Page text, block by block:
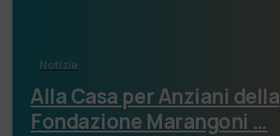
Notizie
Alla Casa per Anziani della
Fondazione Marangoni …